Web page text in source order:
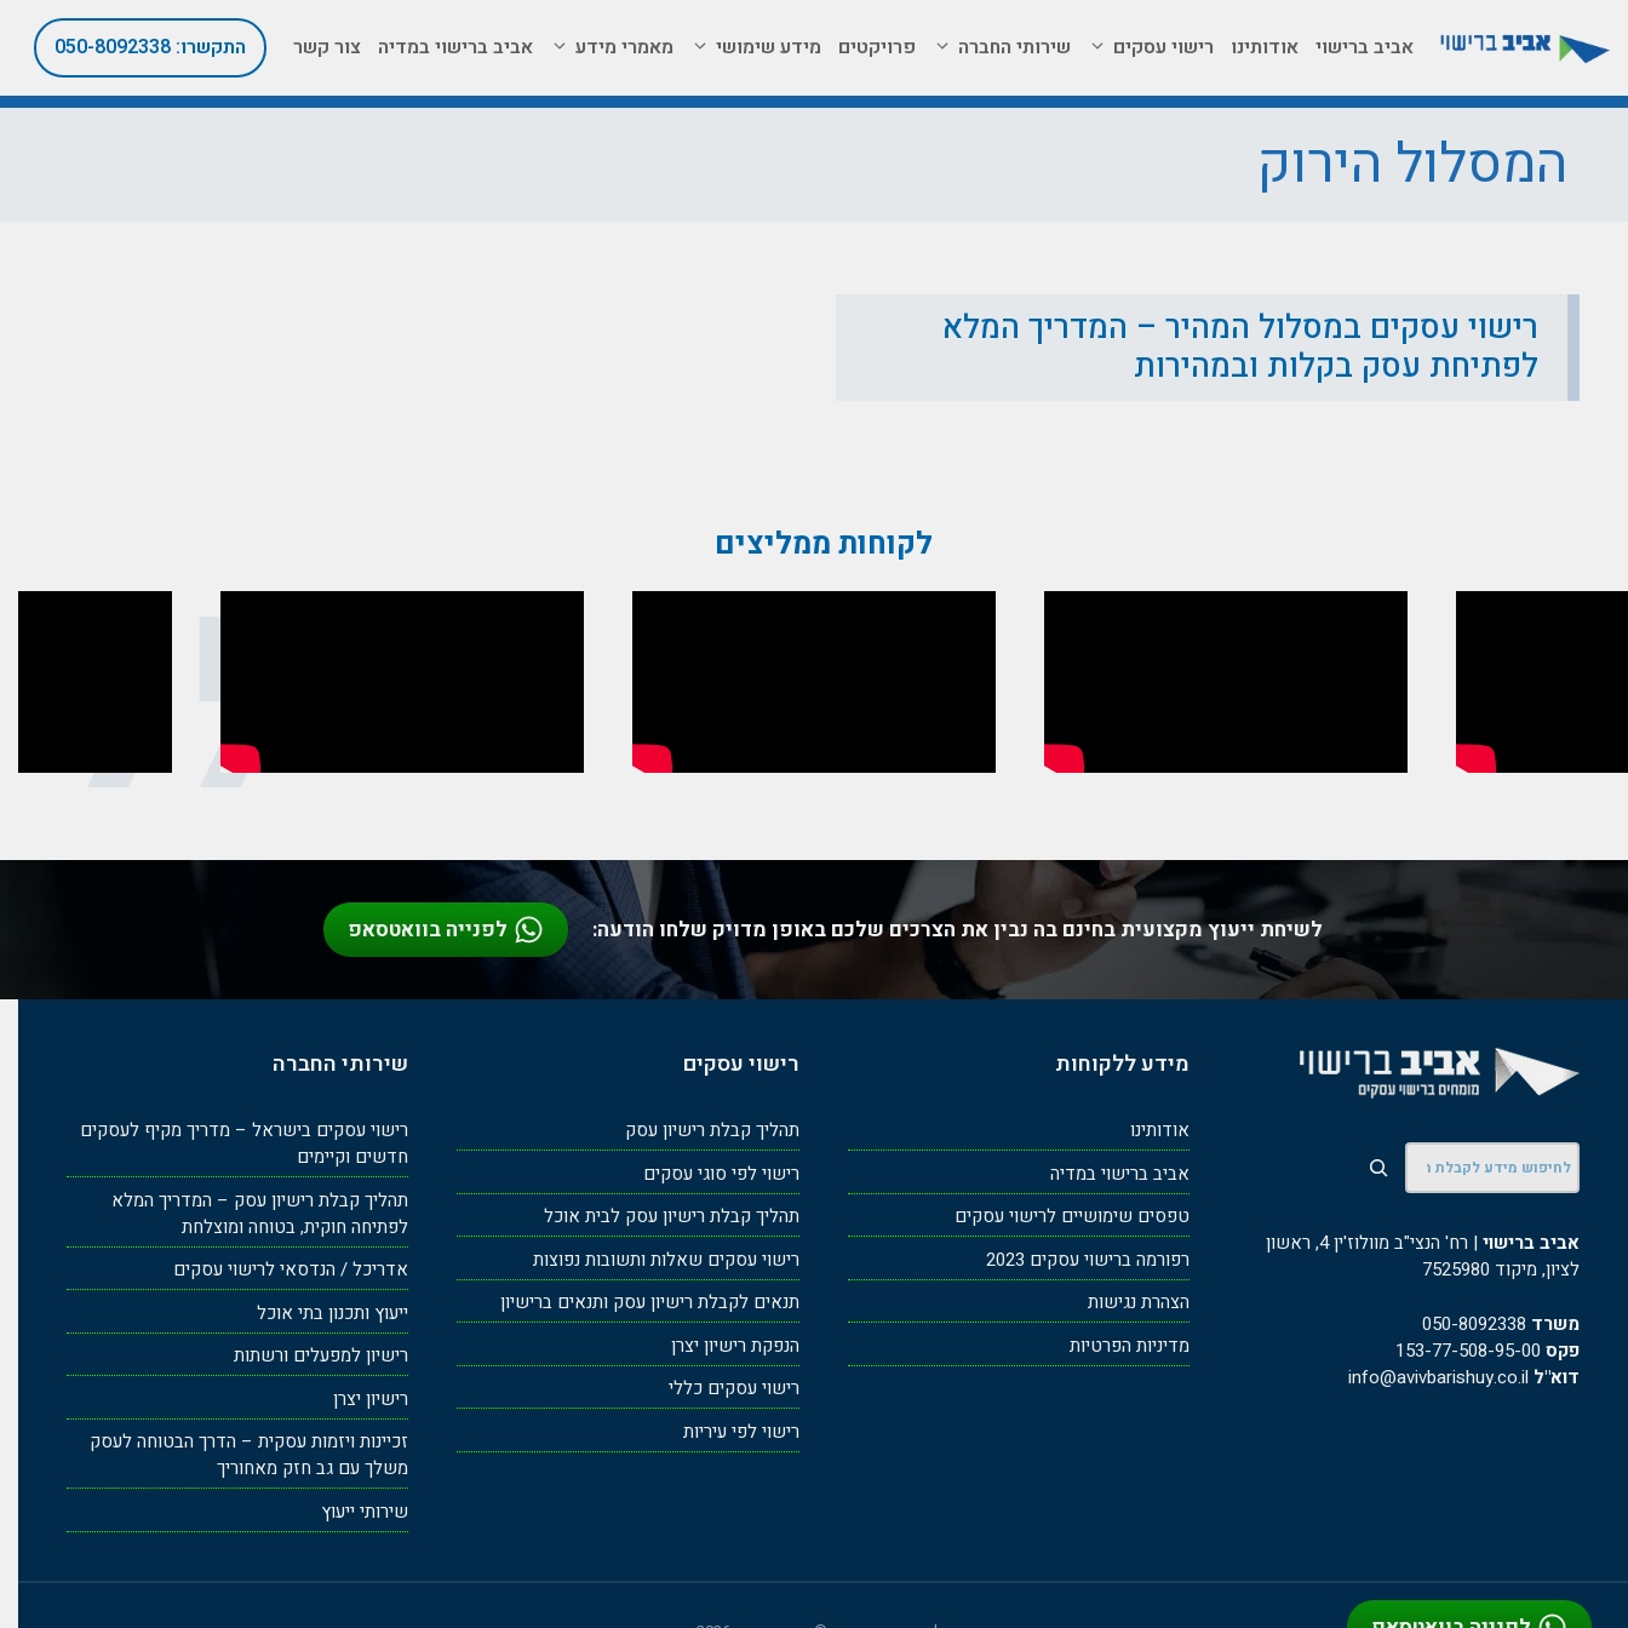
לתוכן
אביב ברישוי אודותינו רישוי עסקים שירותי החברה פרויקטים מידע שימושי מאמרי מידע אביב ברישוי במדיה צור קשר התקשרו: 050-8092338
המסלול הירוק
רישוי עסקים במסלול המהיר – המדריך המלא
לפתיחת עסק בקלות ובמהירות
לקוחות ממליצים
לשיחת ייעוץ מקצועית בחינם בה נבין את הצרכים שלכם באופן מדויק שלחו הודעה: לפנייה בוואטסאפ
חיפוש
אביב ברישוי
| רח' הנצי"ב מוולוז'ין 4, ראשון
לציון, מיקוד 7525980
משרד 050-8092338
פקס
דוא"ל
מידע ללקוחות
אודותינו
אביב ברישוי במדיה
טפסים שימושיים לרישוי עסקים
רפורמה ברישוי עסקים 2023
הצהרת נגישות
מדיניות הפרטיות
רישוי עסקים
תהליך קבלת רישיון עסק
רישוי לפי סוגי עסקים
תהליך קבלת רישיון עסק לבית אוכל
רישוי עסקים שאלות ותשובות נפוצות
תנאים לקבלת רישיון עסק ותנאים ברישיון
הנפקת רישיון יצרן
רישוי עסקים כללי
רישוי לפי עיריות
שירותי החברה
רישוי עסקים בישראל – מדריך מקיף לעסקים
חדשים וקיימים
תהליך קבלת רישיון עסק – המדריך המלא
לפתיחה חוקית, בטוחה ומוצלחת
אדריכל / הנדסאי לרישוי עסקים
ייעוץ ותכנון בתי אוכל
רישיון למפעלים ורשתות
רישיון יצרן
זכיינות ויזמות עסקית – הדרך הבטוחה לעסק
משלך עם גב חזק מאחוריך
שירותי ייעוץ
ואני מאשר את תנאי
מדיניות פרטיות
×